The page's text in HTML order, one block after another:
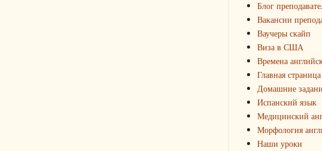
Блог
Вакансии
Ваучеры скайп
Виза в США
Времена
Главная страница
Домашние
Испанский язык
Медицинский
Морфология
Наши уроки